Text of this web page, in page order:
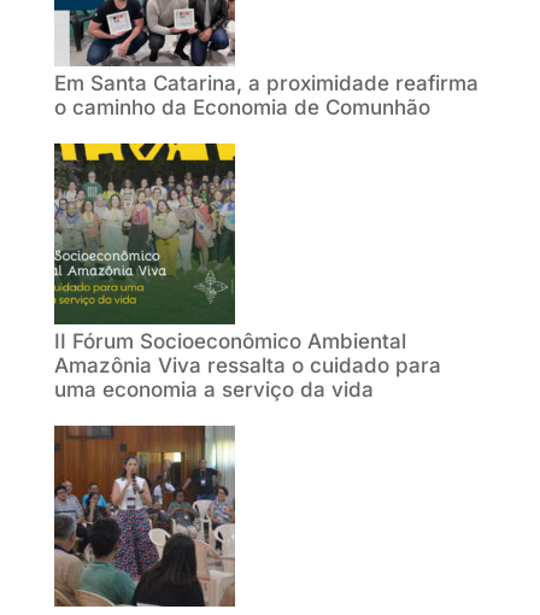
Em Santa Catarina, a proximidade reafirma
o caminho da Economia de Comunhão
II Fórum Socioeconômico Ambiental
Amazônia Viva ressalta o cuidado para
uma economia a serviço da vida